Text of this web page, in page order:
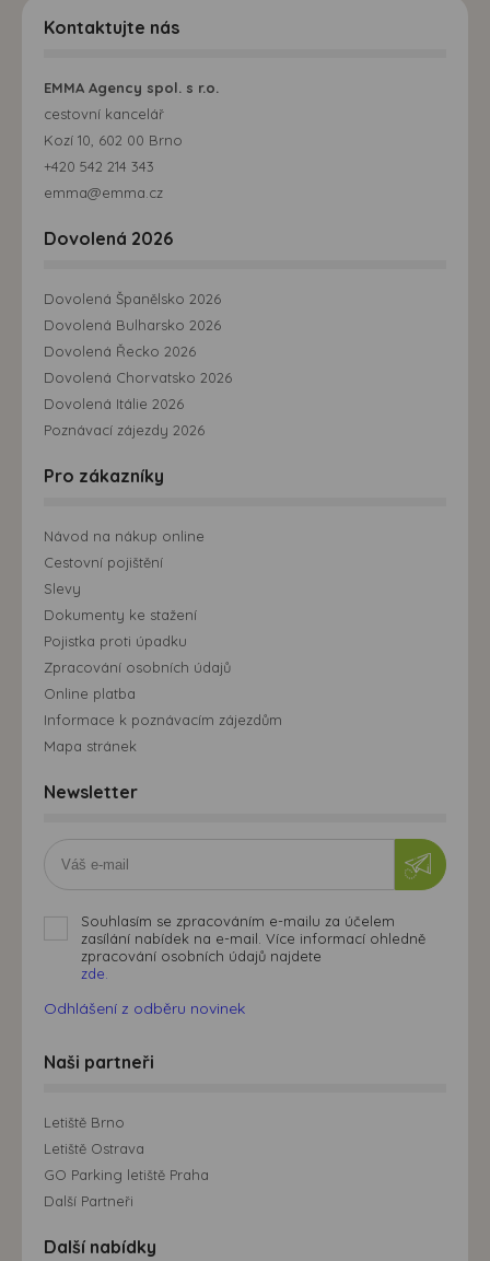
Kontaktujte nás
EMMA Agency spol. s r.o.
cestovní kancelář
Kozí 10, 602 00 Brno
+420 542 214 343
emma@emma.cz
Dovolená 2026
Dovolená Španělsko 2026
Dovolená Bulharsko 2026
Dovolená Řecko 2026
Dovolená Chorvatsko 2026
Dovolená Itálie 2026
Poznávací zájezdy 2026
Pro zákazníky
Návod na nákup online
Cestovní pojištění
Slevy
Dokumenty ke stažení
Pojistka proti úpadku
Zpracování osobních údajů
Online platba
Informace k poznávacím zájezdům
Mapa stránek
Newsletter
Souhlasím se zpracováním e-mailu za účelem
zasílání nabídek na e-mail. Více informací ohledně
zpracování osobních údajů najdete
zde.
Odhlášení z odběru novinek
Naši partneři
Letiště Brno
Letiště Ostrava
GO Parking letiště Praha
Další Partneři
Další nabídky